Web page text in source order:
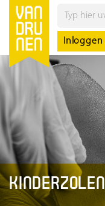
Inloggen
KINDERZOLEN